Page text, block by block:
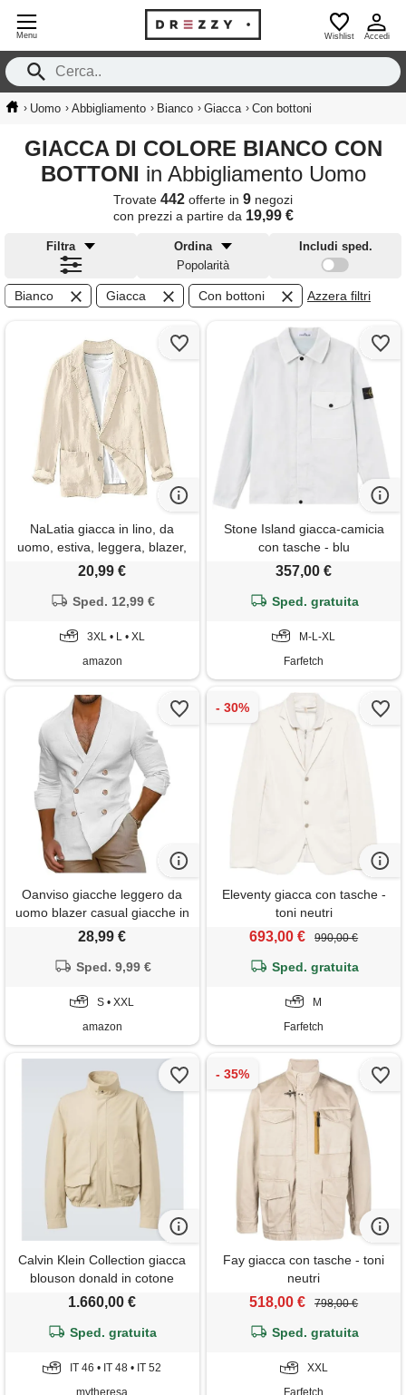
Menu Wishlist Accedi
› Uomo › Abbigliamento › Bianco › Giacca › Con bottoni
GIACCA DI COLORE BIANCO CON
BOTTONI in Abbigliamento Uomo
Trovate 442 offerte in 9 negozi
con prezzi a partire da 19,99 €
Filtra
Ordina
Popolarità
Includi sped.
Bianco Giacca Con bottoni Azzera filtri
NaLatia giacca in lino, da
uomo, estiva, leggera, blazer,
per il tempo libero, con due
il tempo libero, giacca da
20,99 €
Sped. 12,99 €
3XL • L • XL
amazon
Stone Island giacca-camicia
con tasche - blu
357,00 €
Sped. gratuita
M-L-XL
Farfetch
Oanviso giacche leggero da
uomo blazer casual giacche in
cotone slim fit casual giacca
autunno cappotto elegante
doppiopetto blazer a bianco s
28,99 €
Sped. 9,99 €
S • XXL
amazon
Eleventy giacca con tasche -
toni neutri
693,00 € 990,00 €
Sped. gratuita
M
Farfetch
Calvin Klein Collection giacca
blouson donald in cotone
1.660,00 €
Sped. gratuita
IT 46 • IT 48 • IT 52
Fay giacca con tasche - toni
neutri
518,00 € 798,00 €
Sped. gratuita
XXL